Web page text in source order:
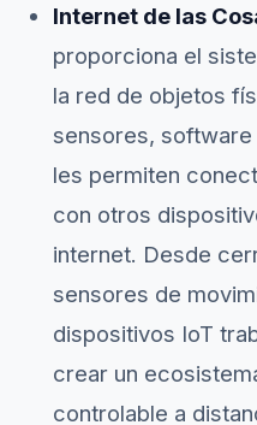
Internet de las
proporciona el
la red de objetos
sensores,
les permiten
con otros
internet. Desde
sensores de
dispositivos IoT
crear un
controlable a